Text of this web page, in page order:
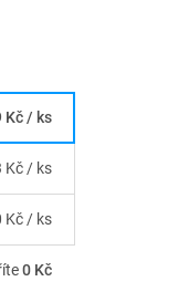
Kč / ks
Kč / ks
Kč / ks
0 Kč